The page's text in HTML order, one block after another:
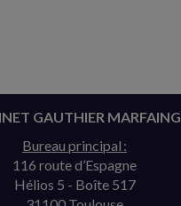
GAUTHIER MARFAING
Bureau principal :
116 route d’Espagne
Hélios 5 - Boîte 517